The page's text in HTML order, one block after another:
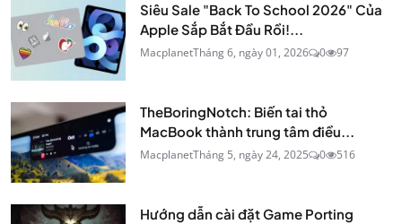
Siêu Sale "Back To School 2026" Của
Apple Sắp Bắt Đầu Rồi!...
MacplanetTháng 6, ngày 01, 2026 0 97
TheBoringNotch: Biến tai thỏ
MacBook thành trung tâm điều...
MacplanetTháng 5, ngày 24, 2025 0 516
Hướng dẫn cài đặt Game Porting